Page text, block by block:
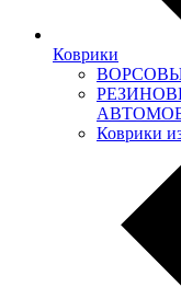
Коврики
Коврики